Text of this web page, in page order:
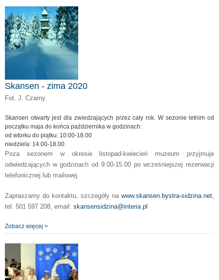
Skansen - zima 2020
Fot. J. Czarny
Skansen otwarty jest dla zwiedzających przez cały rok. W sezonie letnim od
początku maja do końca października w godzinach:
od wtorku do piątku: 10:00-18.00
niedziela: 14.00-18.00
Poza sezonem w okresie listopad-kwiecień muzeum przyjmuje
odwiedzających w godzinach od 9.00-15.00 po wcześniejszej rezerwacji
telefonicznej lub mailowej.
Zapraszamy do kontaktu, szczegóły na www.skansen.bystra-sidzina.net,
tel. 501 597 208, email: skansensidzina@interia.pl
Zobacz więcej >